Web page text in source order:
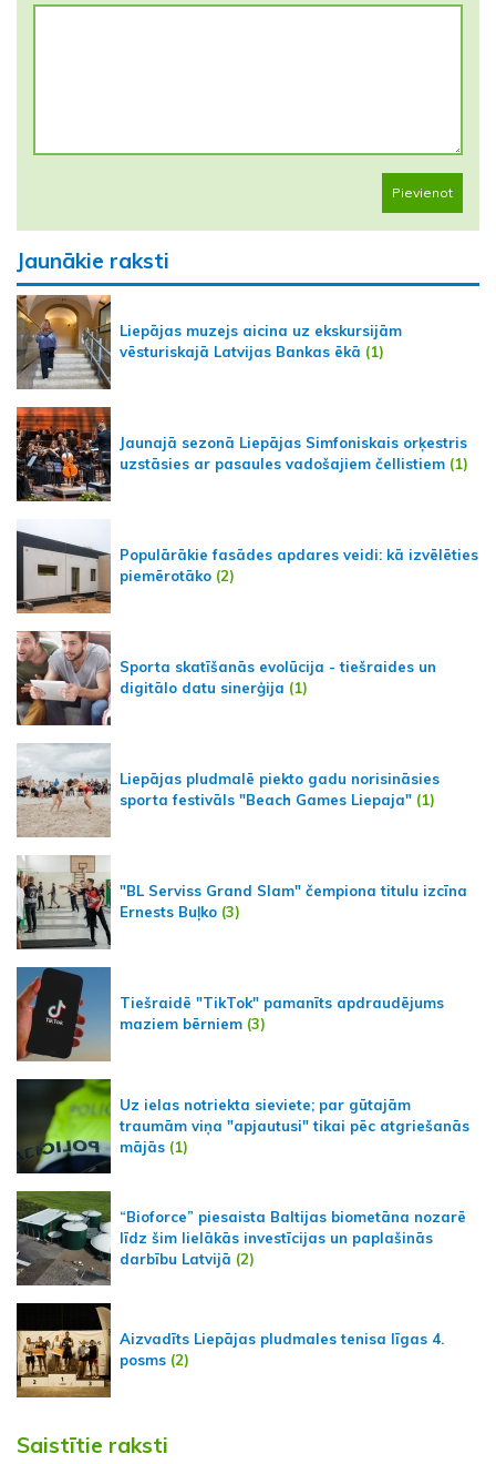
Pievienot
Jaunākie raksti
Liepājas muzejs aicina uz ekskursijām
vēsturiskajā Latvijas Bankas ēkā (1)
Jaunajā sezonā Liepājas Simfoniskais orķestris
uzstāsies ar pasaules vadošajiem čellistiem (1)
Populārākie fasādes apdares veidi: kā izvēlēties
piemērotāko (2)
Sporta skatīšanās evolūcija - tiešraides un
digitālo datu sinerģija (1)
Liepājas pludmalē piekto gadu norisināsies
sporta festivāls "Beach Games Liepaja" (1)
"BL Serviss Grand Slam" čempiona titulu izcīna
Ernests Buļko (3)
Tiešraidē "TikTok" pamanīts apdraudējums
maziem bērniem (3)
Uz ielas notriekta sieviete; par gūtajām
traumām viņa "apjautusi" tikai pēc atgriešanās
mājās (1)
“Bioforce” piesaista Baltijas biometāna nozarē
līdz šim lielākās investīcijas un paplašinās
darbību Latvijā (2)
Aizvadīts Liepājas pludmales tenisa līgas 4.
posms (2)
Saistītie raksti